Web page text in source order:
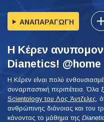
ΑΝΑΠΑΡΑΓΩΓΗ
Η Κέρεν
Dianetics! @home
Η Κέρεν είναι πολύ
συναρπαστική περιπέτεια. Όλα
Scientology του Λος Άντζελες ,
ανθρώπινης διάνοιας και του
κάνοντας το μάθημα της